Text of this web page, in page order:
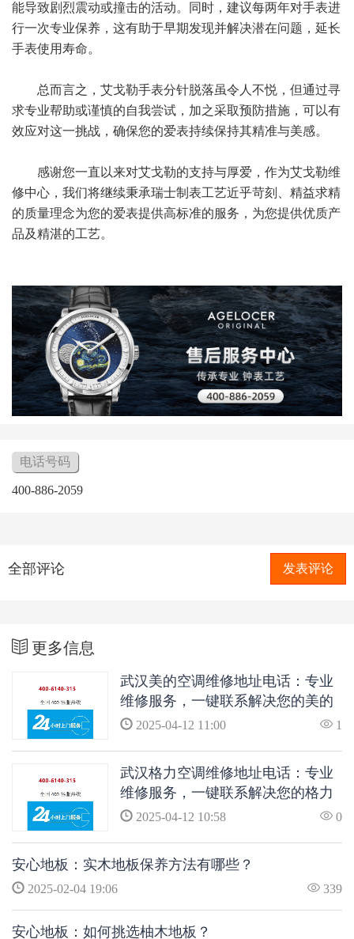
能导致剧烈震动或撞击的活动。同时，建议每两年对手表进
行一次专业保养，这有助于早期发现并解决潜在问题，延长
手表使用寿命。
总而言之，艾戈勒手表分针脱落虽令人不悦，但通过寻
求专业帮助或谨慎的自我尝试，加之采取预防措施，可以有
效应对这一挑战，确保您的爱表持续保持其精准与美感。
感谢您一直以来对艾戈勒的支持与厚爱，作为艾戈勒维
修中心，我们将继续秉承瑞士制表工艺近乎苛刻、精益求精
的质量理念为您的爱表提供高标准的服务，为您提供优质产
品及精湛的工艺。
电话号码
400-886-2059
全部评论 发表评论
更多信息
武汉美的空调维修地址电话：专业
维修服务，一键联系解决您的美的
空调问题
2025-04-12 11:00 1
武汉格力空调维修地址电话：专业
维修服务，一键联系解决您的格力
空调问题
2025-04-12 10:58 0
安心地板：实木地板保养方法有哪些？
2025-02-04 19:06 339
安心地板：如何挑选柚木地板？